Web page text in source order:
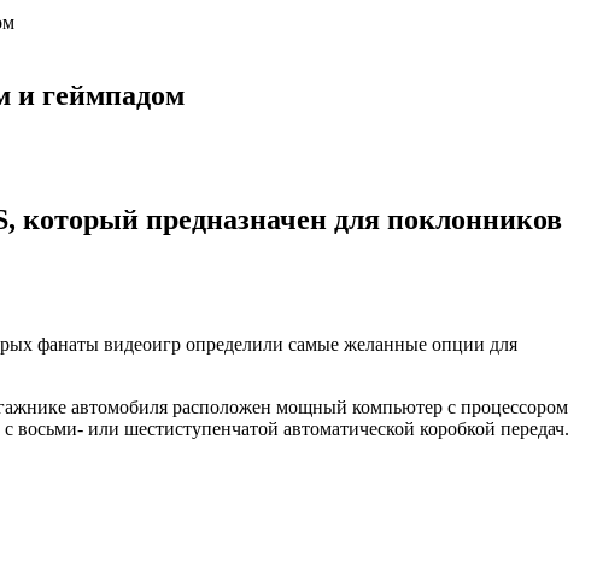
и геймпадом
который предназначен для поклонников
фанаты видеоигр определили самые желанные опции для
автомобиля расположен мощный компьютер с процессором
или шестиступенчатой автоматической коробкой передач.